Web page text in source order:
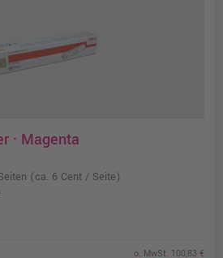
· Magenta
(ca. 6 Cent / Seite)
o. MwSt. 100,83 €